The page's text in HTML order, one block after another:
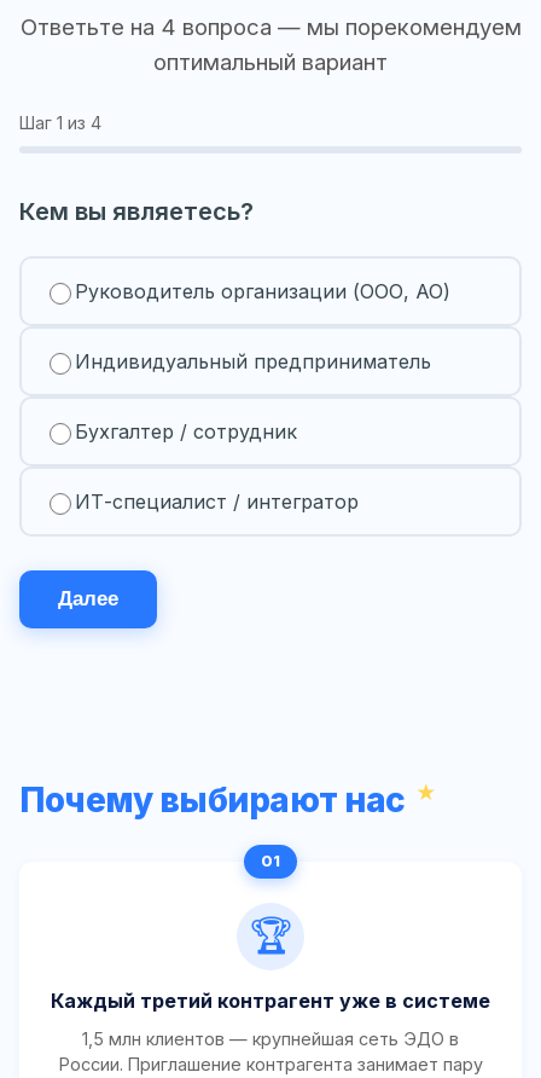
Ответьте на 4 вопроса — мы порекомендуем
оптимальный вариант
Шаг 1 из 4
Кем вы являетесь?
Руководитель организации (ООО, АО)
Индивидуальный предприниматель
Бухгалтер / сотрудник
ИТ-специалист / интегратор
Далее
Почему выбирают нас
🏆
Каждый третий контрагент уже в системе
1,5 млн клиентов — крупнейшая сеть ЭДО в
России. Приглашение контрагента занимает пару